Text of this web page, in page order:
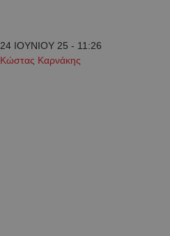
24 ΙΟΥΝΙΟΥ 25 - 11:26
Κώστας Καρνάκης